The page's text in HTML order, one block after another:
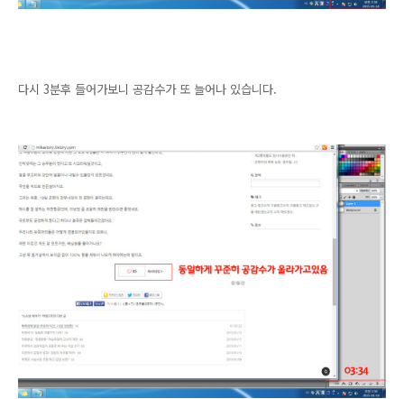
다시 3분후 들어가보니 공감수가 또 늘어나 있습니다.